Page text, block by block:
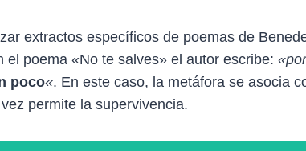
extractos específicos de poemas de
poema «No te salves» el autor escribe:
poco«. En este caso, la metáfora se asocia
permite la supervivencia.